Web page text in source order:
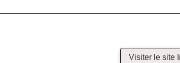
Visiter le site